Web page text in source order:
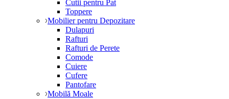
Cutii pentru Pat
Toppere
Mobilier pentru Depozitare
Dulapuri
Rafturi
Rafturi de Perete
Comode
Cuiere
Cufere
Pantofare
Mobilă Moale